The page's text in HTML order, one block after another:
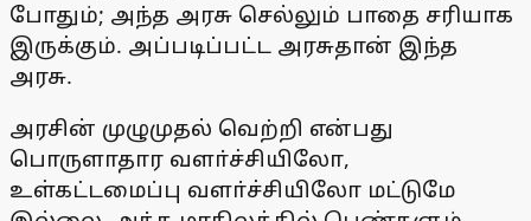
போதும்; அந்த அரசு செல்லும் பாதை சரியாக
இருக்கும். அப்படிப்பட்ட அரசுதான் இந்த
அரசு.
அரசின் முழுமுதல் வெற்றி என்பது
பொருளாதார வளா்ச்சியிலோ,
உள்கட்டமைப்பு வளா்ச்சியிலோ மட்டுமே